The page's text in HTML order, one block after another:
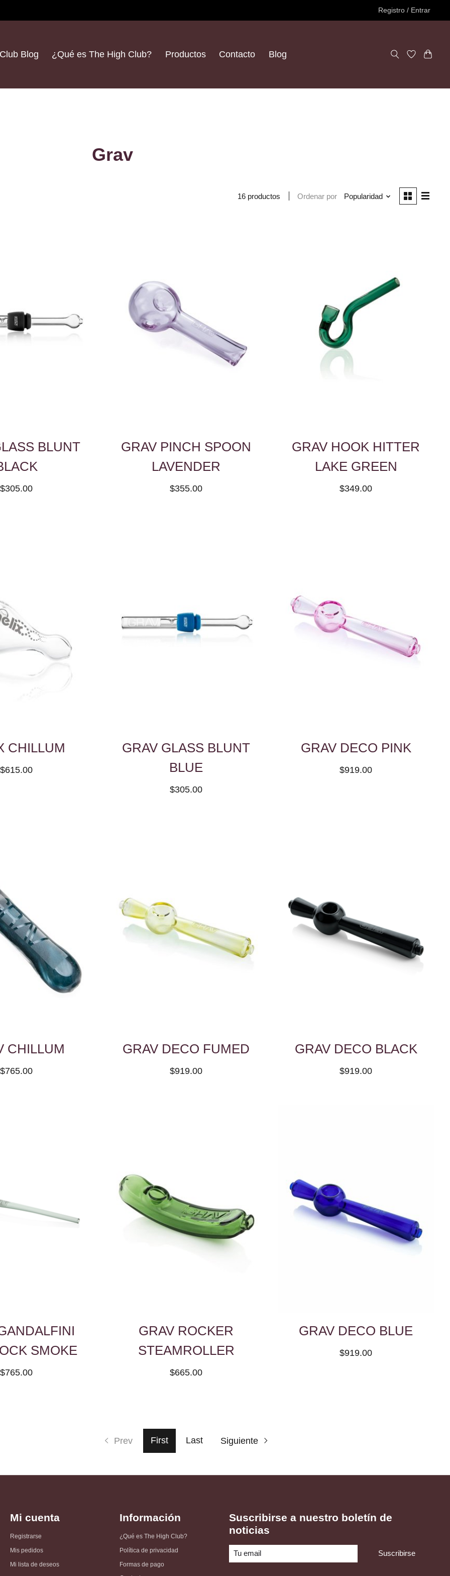
Registro / Entrar
Blog ¿Qué es The High Club? Productos Contacto Blog
Grav
16 productos Ordenar por Popularidad
BLUNT
$305.00
GRAV PINCH SPOON
LAVENDER
$355.00
GRAV HOOK HITTER
LAKE GREEN
$349.00
CHILLUM
$615.00
GRAV GLASS BLUNT
BLUE
$305.00
GRAV DECO PINK
$919.00
CHILLUM
$765.00
GRAV DECO FUMED
$919.00
GRAV DECO BLACK
$919.00
SMOKE
$765.00
GRAV ROCKER
STEAMROLLER
$665.00
GRAV DECO BLUE
$919.00
Prev First Last Siguiente
Mi cuenta
Registrarse
Mis pedidos
Mi lista de deseos
Información
¿Qué es The High Club?
Política de privacidad
Formas de pago
Suscribirse a nuestro boletín de
noticias
Suscribirse